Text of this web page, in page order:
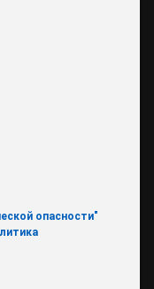
опасности"